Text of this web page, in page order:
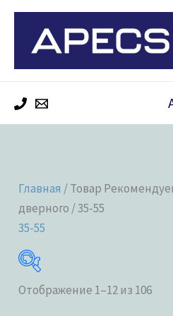
Перейти
содержимому
Главная / Товар
дверного / 35-55
35-55
Отображение 1–12 из 106